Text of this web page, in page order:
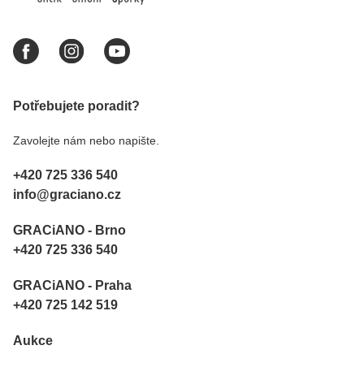
Potřebujete poradit?
Zavolejte nám nebo napište.
+420 725 336 540
info@graciano.cz
GRACiANO - Brno
+420 725 336 540
GRACiANO - Praha
+420 725 142 519
Aukce